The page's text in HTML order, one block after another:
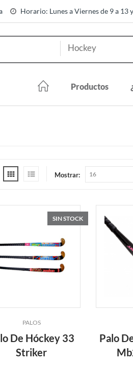
Horario: Lunes a Viernes de 9 a 13
Productos
Mostrar:
SIN STOCK
PALOS
De Hóckey 33
Striker
Palo